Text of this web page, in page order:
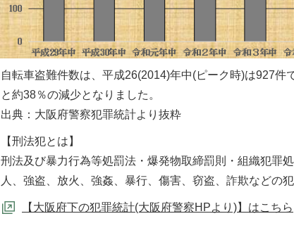
自転車盗難件数は、平成26(2014)年中(ピーク時)は927件
と約38％の減少となりました。
出典：大阪府警察犯罪統計より抜粋
【刑法犯とは】
刑法及び暴力行為等処罰法・爆発物取締罰則・組織犯罪
人、強盗、放火、強姦、暴行、傷害、窃盗、詐欺などの犯
【大阪府下の犯罪統計(大阪府警察HPより)】はこちら